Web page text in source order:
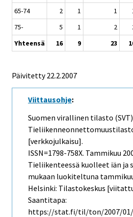
65-74
2 1 1
75-
5 1 2
Yhteensä
16 9 23
Päivitetty22.2.2007
Viittausohje:
Suomen virallinen tilasto
[verkkojulkaisu].
ISSN=1798-758X. Tammikuu
Tieliikenteessä kuolleet iän ja
mukaan luokiteltuna
Helsinki: Tilastokeskus
Saantitapa:
https://stat.fi/til/ton/2007/01/